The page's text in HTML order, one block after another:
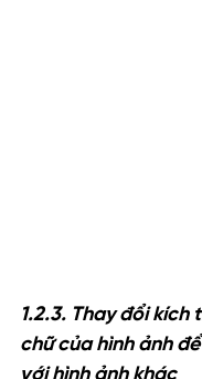
1.2.3. Thay đổi kích
chữ của hình ảnh